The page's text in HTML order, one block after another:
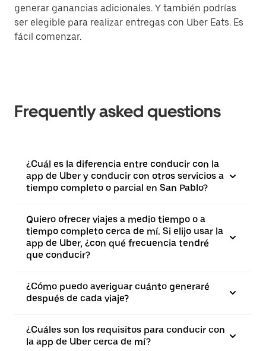
generar ganancias adicionales. Y también podrías
ser elegible para realizar entregas con Uber Eats. Es
fácil comenzar.
Frequently asked questions
¿Cuál es la diferencia entre conducir con la
app de Uber y conducir con otros servicios a
tiempo completo o parcial en San Pablo?
Quiero ofrecer viajes a medio tiempo o a
tiempo completo cerca de mí. Si elijo usar la
app de Uber, ¿con qué frecuencia tendré
que conducir?
¿Cómo puedo averiguar cuánto generaré
después de cada viaje?
¿Cuáles son los requisitos para conducir con
la app de Uber cerca de mí?